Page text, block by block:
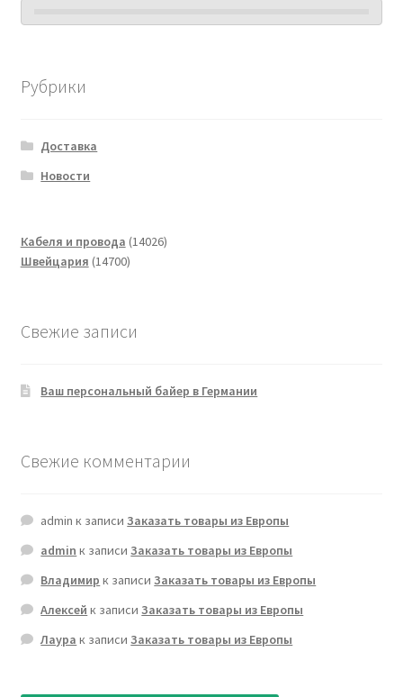
Рубрики
Доставка
Новости
Кабеля и провода 1402614026
Швейцария 1470014700
Свежие записи
Ваш персональный байер в Германии
Свежие комментарии
admin к записиЗаказать товары из Европы
admin к записиЗаказать товары из Европы
Владимир к записиЗаказать товары из Европы
Алексей к записиЗаказать товары из Европы
Лаура к записиЗаказать товары из Европы